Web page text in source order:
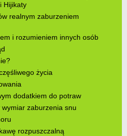
Hijikaty
realnym zaburzeniem
i rozumieniem innych osób
życia
dodatkiem do potraw
zaburzenia snu
rozpuszczalną